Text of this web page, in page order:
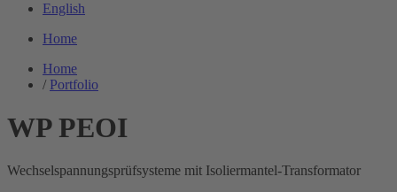
English
Home
Home
/ Portfolio
WP PEOI
Wechselspannungsprüfsysteme mit Isoliermantel-Transformator